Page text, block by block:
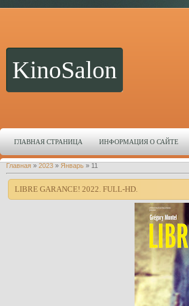
KinoSalon
ГЛАВНАЯ СТРАНИЦА ИНФОРМАЦИЯ О САЙТЕ
Главная » 2023 » Январь » 11
LIBRE GARANCE! 2022. FULL-HD.